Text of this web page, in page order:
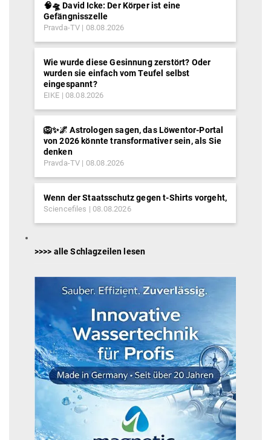
🧠🛸 David Icke: Der Körper ist eine
Gefängnisszelle
Pravda-TV 08.08.2026
Wie wurde diese Gesinnung zerstört? Oder
wurden sie einfach vom Teufel selbst
eingespannt?
EIKE 08.08.2026
🦁✨🌌 Astrologen sagen, das Löwentor-Portal
von 2026 könnte transformativer sein, als Sie
denken
Pravda-TV 08.08.2026
Wenn der Staatsschutz gegen t-Shirts vorgeht,
Sciencefiles 08.08.2026
>>>> alle Schlagzeilen lesen